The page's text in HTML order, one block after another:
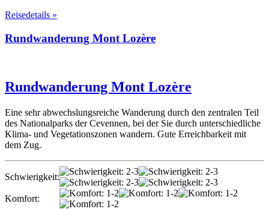
Reisedetails »
Rundwanderung Mont Lozère
Rundwanderung Mont Lozère
Eine sehr abwechslungsreiche Wanderung durch den zentralen Teil
des Nationalparks der Cevennen, bei der Sie durch unterschiedliche
Klima- und Vegetationszonen wandern. Gute Erreichbarkeit mit
dem Zug.
Schwierigkeit:
Komfort: